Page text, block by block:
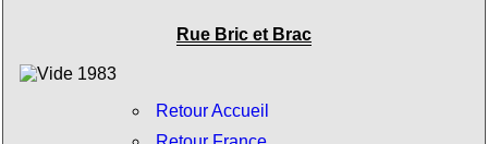
Rue Bric et Brac
Retour Accueil